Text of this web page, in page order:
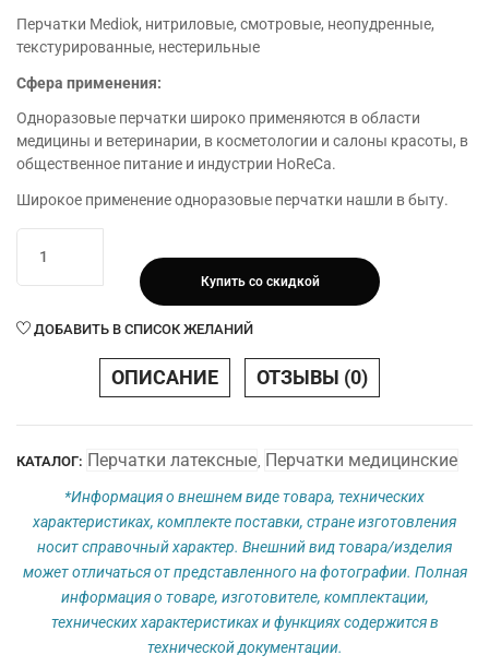
Перчатки Mediok, нитриловые, смотровые, неопудренные,
текстурированные, нестерильные
Сфера применения:
Одноразовые перчатки широко применяются в области
медицины и ветеринарии, в косметологии и салоны красоты, в
общественное питание и индустрии HoReCa.
Широкое применение одноразовые перчатки нашли в быту.
товара
Перчатки
Латексные,
смотровые,
неопудренные,
Купить со скидкой
ДОБАВИТЬ В СПИСОК ЖЕЛАНИЙ
ОПИСАНИЕ ОТЗЫВЫ (0)
КАТАЛОГ: Перчатки латексные Перчатки медицинские
*Информация о внешнем виде товара, технических
характеристиках, комплекте поставки, стране изготовления
носит справочный характер. Внешний вид товара/изделия
может отличаться от представленного на фотографии. Полная
информация о товаре, изготовителе, комплектации,
технических характеристиках и функциях содержится в
технической документации.